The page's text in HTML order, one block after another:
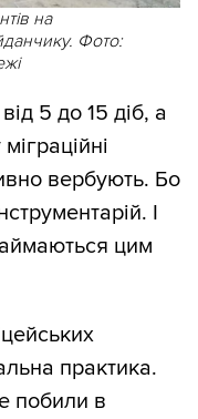
на
Фото:
5 до 15 діб, а
вербують. Бо
І
цим
практика.
побили в